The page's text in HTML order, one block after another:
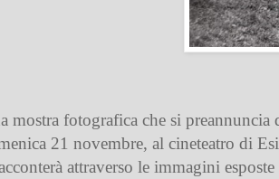
mostra fotografica che si
21 novembre, al cineteatro di
attraverso le immagini